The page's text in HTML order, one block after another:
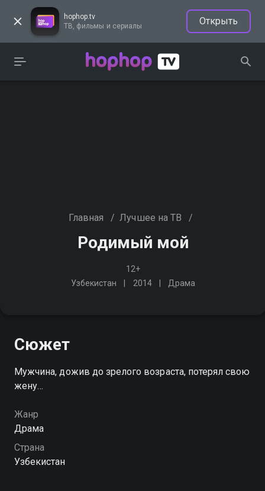
hophop.tv
ТВ, фильмы и сериалы
Открыть
Главная / Лучшее на ТВ /
Родимый мой
12+
Узбекистан
2014 Драма
Сюжет
Мужчина, дожив до зрелого возраста, потерял свою
жену…
Жанр
Драма
Страна
Узбекистан